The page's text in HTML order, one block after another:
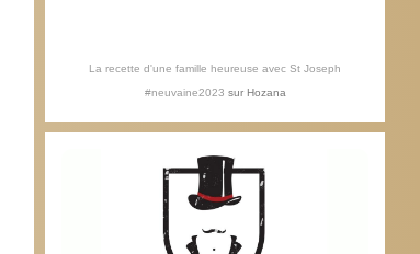
La recette d'une famille heureuse avec St Joseph
#neuvaine2023 sur Hozana